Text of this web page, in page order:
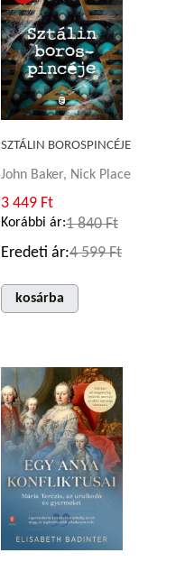
SZTÁLIN BOROSPINCÉJE
John Baker, Nick Place
3 449 Ft
Korábbi ár:1 840 Ft
Eredeti ár:4 599 Ft
kosárba